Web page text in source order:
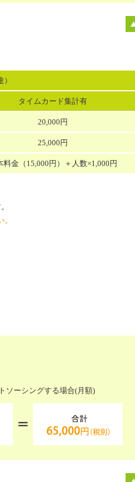
タイムカード集計有
20,000円
25,000円
料金（15,000円）＋人数×1,000円
ソーシングする場合(月額)